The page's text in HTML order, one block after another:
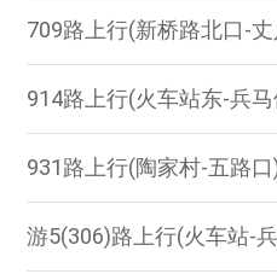
709路上行(新桥路北口-
914路上行(火车站东-兵
931路上行(陶家村-五路口
游5(306)路上行(火车站-